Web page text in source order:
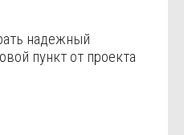
надежный
пункт от проекта